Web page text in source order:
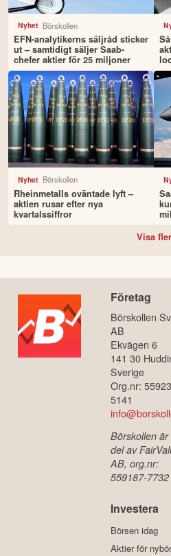
Nyhet Börskollen
EFN-analytikerns säljråd sticker
ut – samtidigt säljer Saab-
chefer aktier för 25 miljoner
Nyhet Börskollen
Rheinmetalls oväntade lyft –
aktien rusar efter nya
kvartalssiffror
Visa fler
Företag
Börskollen
AB
Ekvägen 6
141 30
Sverige
Org.nr:
5141
Börskollen är
del av
AB, org.nr:
559187-7732
Investera
Börsen idag
Aktier för